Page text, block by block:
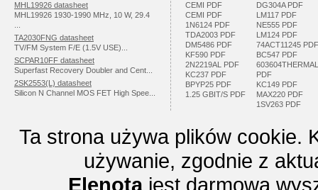
MHL19926 datasheet
MHL19926 1930-1990 MHz, 10 W, 29.4
TA2030FNG datasheet
TV/FM System F/E (1.5V USE)...
SCPAR10FF datasheet
Superfast Recovery Doubler and Cent...
2SK2553(L) datasheet
Silicon N Channel MOS FET High Spee...
CEMI PDF
CEMI PDF
1N6124 PDF
TDA2003 PDF
DM5486 PDF
KF590 PDF
2N2219AL PDF
KC237 PDF
BPYP25 PDF
1.25 GBIT/S PDF
DG304A PDF
LM117 PDF
NE555 PDF
LM124 PDF
74ACT11245 PDF
BC547 PDF
603604THERMAL
PDF
KC149 PDF
MAX220 PDF
1SV263 PDF
Ta strona używa plików cookie.
używanie, zgodnie z
Elenotajest darmową